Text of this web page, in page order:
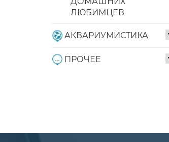
ЛЮБИМЦЕВ
АКВАРИУМИСТИКА
ПРОЧЕЕ